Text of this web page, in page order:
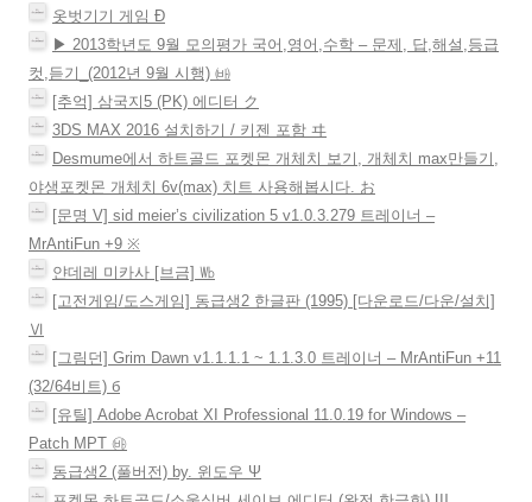
이
션
옷벗기기 게임 Ð
▶ 2013학년도 9월 모의평가 국어,영어,수학 – 문제, 답,해설,등급
컷,듣기_(2012년 9월 시행) ㈓
[추억] 삼국지5 (PK) 에디터 ク
3DS MAX 2016 설치하기 / 키젠 포함 ヰ
Desmume에서 하트골드 포켓몬 개체치 보기, 개체치 max만들기,
야생포켓몬 개체치 6v(max) 치트 사용해봅시다. お
[문명 V] sid meier’s civilization 5 v1.0.3.279 트레이너 –
MrAntiFun +9 ※
얀데레 미카사 [브금] ㏝
[고전게임/도스게임] 동급생2 한글판 (1995) [다운로드/다운/설치]
Ⅵ
[그림던] Grim Dawn v1.1.1.1 ~ 1.1.3.0 트레이너 – MrAntiFun +11
(32/64비트) б
[유틸] Adobe Acrobat XI Professional 11.0.19 for Windows –
Patch MPT ㉳
동급생2 (풀버전) by. 윈도우 Ψ